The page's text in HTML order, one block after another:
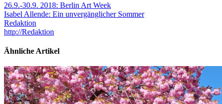
26.9.-30.9. 2018: Berlin Art Week
Isabel Allende: Ein unvergänglicher Sommer
Redaktion
http://Redaktion
Ähnliche Artikel